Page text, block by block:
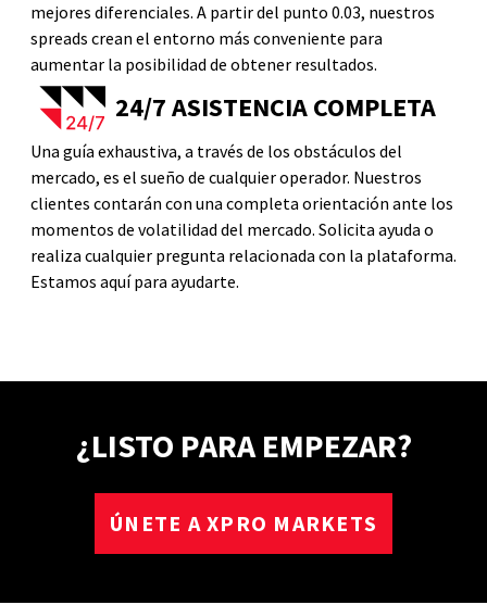
mejores diferenciales. A partir del punto 0.03, nuestros
spreads crean el entorno más conveniente para
aumentar la posibilidad de obtener resultados.
24/7 ASISTENCIA COMPLETA
Una guía exhaustiva, a través de los obstáculos del
mercado, es el sueño de cualquier operador. Nuestros
clientes contarán con una completa orientación ante los
momentos de volatilidad del mercado. Solicita ayuda o
realiza cualquier pregunta relacionada con la plataforma.
Estamos aquí para ayudarte.
¿LISTO PARA EMPEZAR?
ÚNETE A XPRO MARKETS